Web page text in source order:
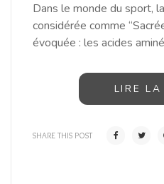
Dans le monde du sport,
considérée comme
évoquée : les acides
LIRE
SHARE THIS POST